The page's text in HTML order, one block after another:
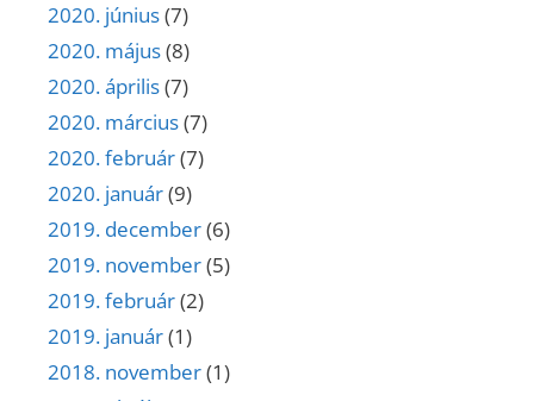
2020. június(7)
2020. május(8)
2020. április(7)
2020. március(7)
2020. február(7)
2020. január(9)
2019. december(6)
2019. november(5)
2019. február(2)
2019. január(1)
2018. november(1)